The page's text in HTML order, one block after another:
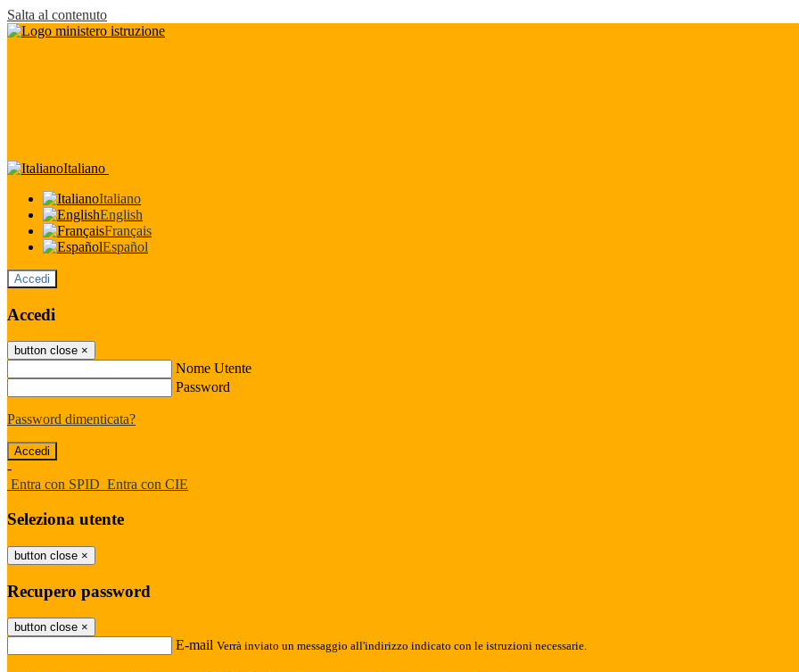
Salta al contenuto
Italiano
Italiano
English
Français
Español
Accedi
Accedi
button close ×
Nome Utente
Password
Password dimenticata?
-
Entra con SPID Entra con CIE
Seleziona utente
button close ×
Recupero password
button close ×
E-mail Verrà inviato un messaggio all'indirizzo indicato con le istruzioni necessarie.